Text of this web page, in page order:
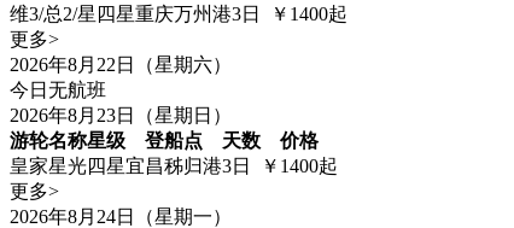
维3/总2/星 四星重庆万州港3日
￥1400起
更多>
2026年8月22日（星期六）
今日无航班
2026年8月23日（星期日）
游轮名称星级 登船点 天数
价格
皇家星光四星宜昌秭归港3日
￥1400起
更多>
2026年8月24日（星期一）